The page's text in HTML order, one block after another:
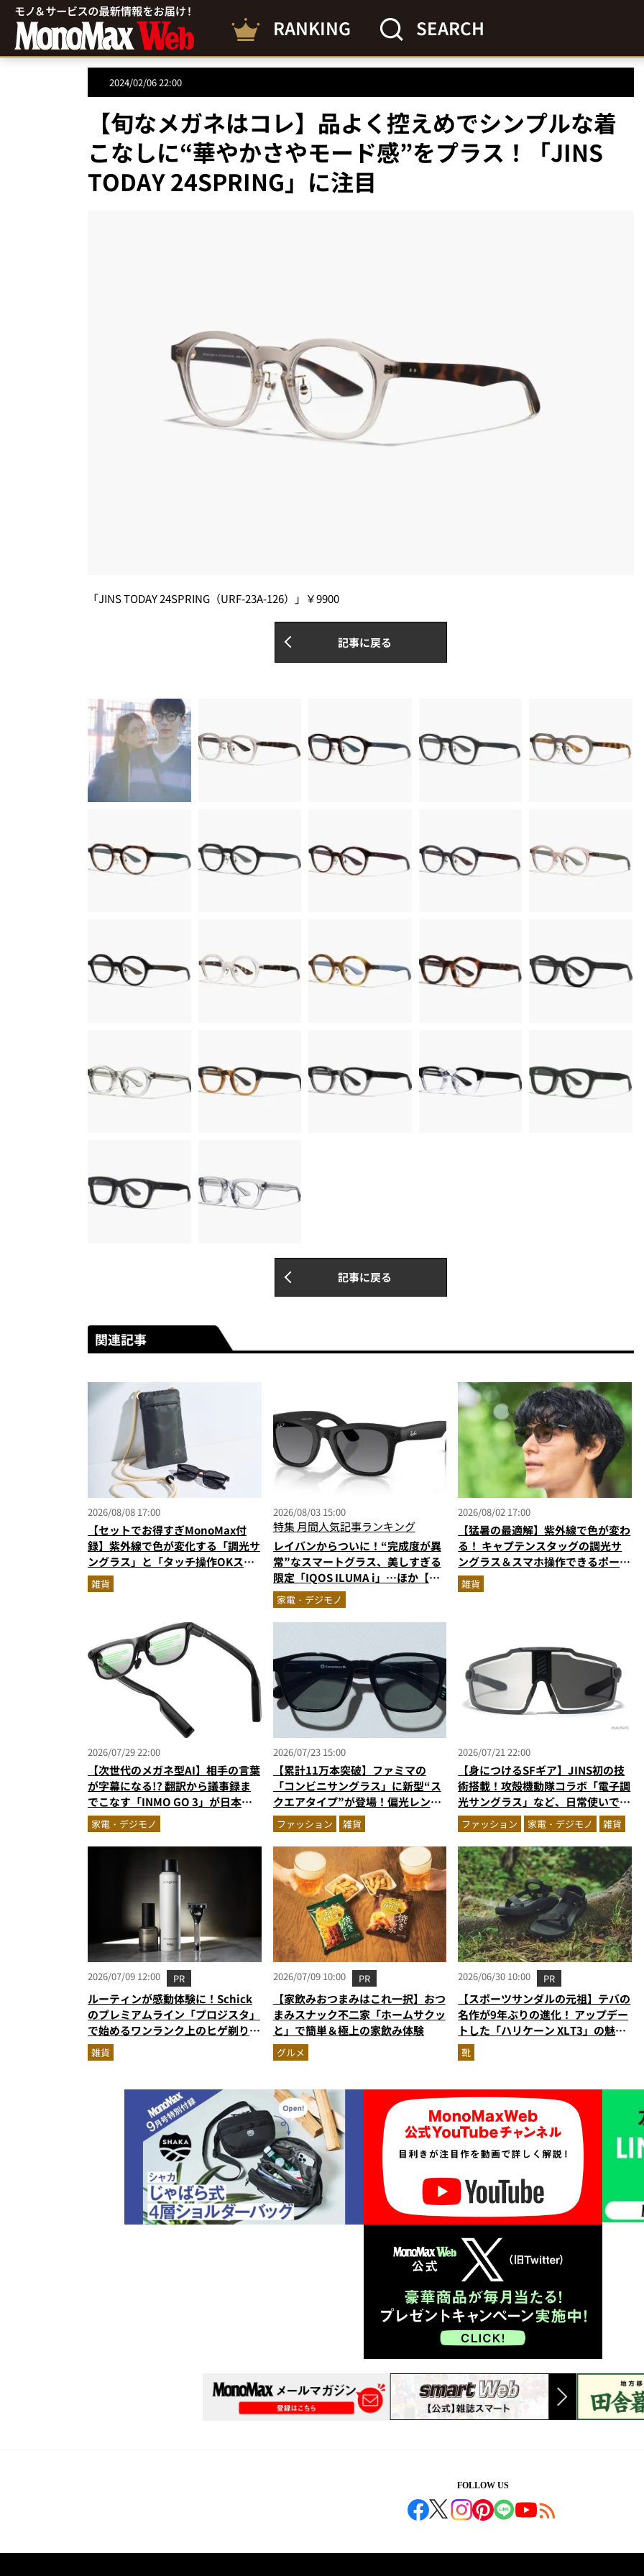
RANKING SEARCH
2024/02/06 22:00
【旬なメガネはコレ】品よく控えめでシンプルな着
こなしに“華やかさやモード感”をプラス！「JINS
TODAY 24SPRING」に注目
「JINS TODAY 24SPRING（URF-23A-126）」￥9900
記事に戻る
記事に戻る
関連記事
2026/08/08 17:00
【セットでお得すぎMonoMax付
録】紫外線で色が変化する「調光サ
ングラス」と「タッチ操作OKスマ
ホポーチ」の豪華セットが登場！
雑貨
2026/08/03 15:00
特集 月間人気記事ランキング
レイバンからついに！“完成度が異
常”なスマートグラス、美しすぎる
限定「IQOS ILUMA i」…ほか【ガ
ジェットの人気記事ランキングベス
ト3】（2026年6月版）
家電・デジモノ
2026/08/02 17:00
【猛暑の最適解】紫外線で色が変わ
る！ キャプテンスタッグの調光サ
ングラス＆スマホ操作できるポーチ
の最強タッグがMonoMax9月号増
刊付録に登場
雑貨
2026/07/29 22:00
【次世代のメガネ型AI】相手の言葉
が字幕になる!? 翻訳から議事録ま
でこなす「INMO GO 3」が日本上
陸家電・デジモノ
2026/07/23 15:00
【累計11万本突破】ファミマの
「コンビニサングラス」に新型“ス
クエアタイプ”が登場！偏光レンズ
採用で2,490円の高コスパ
ファッション 雑貨
2026/07/21 22:00
【身につけるSFギア】JINS初の技
術搭載！攻殻機動隊コラボ「電子調
光サングラス」など、日常使いでき
る“近未来ギア”が発売開始
ファッション 家電・デジモノ 雑貨
2026/07/09 12:00 PR
ルーティンが感動体験に！Schick
のプレミアムライン「プロジスタ」
で始めるワンランク上のヒゲ剃り習
慣
雑貨
2026/07/09 10:00 PR
【家飲みおつまみはこれ一択】おつ
まみスナック不二家「ホームサクッ
と」で簡単＆極上の家飲み体験
グルメ
2026/06/30 10:00 PR
【スポーツサンダルの元祖】テバの
名作が9年ぶりの進化！ アップデー
トした「ハリケーン XLT3」の魅力
を識者があらゆる角度から徹底解
説！
靴
FOLLOW US